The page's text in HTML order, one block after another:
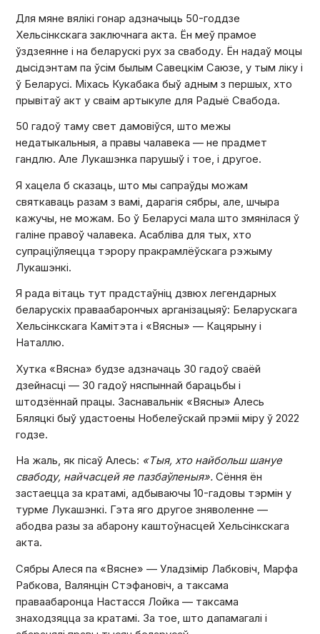
Для мяне вялікі гонар адзначыць 50-годдзе
Хельсінкскага заключнага акта. Ён меў прамое
ўздзеянне і на беларускі рух за свабоду. Ён надаў моцы
дысідэнтам па ўсім былым Савецкім Саюзе, у тым ліку і
ў Беларусі. Міхась Кукабака быў адным з першых, хто
прывітаў акт у сваім артыкуле для Радыё Свабода.
50 гадоў таму свет дамовіўся, што межы
недатыкальныя, а правы чалавека — не прадмет
гандлю. Але Лукашэнка парушыў і тое, і другое.
Я хацела б сказаць, што мы сапраўды можам
святкаваць разам з вамі, дарагія сябры, але, шчыра
кажучы, не можам. Бо ў Беларусі мала што змянілася ў
галіне правоў чалавека. Асабліва для тых, хто
супраціўляецца тэрору пракрамлёўскага рэжыму
Лукашэнкі.
Я рада вітаць тут прадстаўніц дзвюх легендарных
беларускіх праваабарончых арганізацыяў: Беларускага
Хельсінкскага Камітэта і «Вясны» — Кацярыну і
Наталлю.
Хутка «Вясна» будзе адзначаць 30 гадоў сваёй
дзейнасці — 30 гадоў няспыннай барацьбы і
штодзённай працы. Заснавальнік «Вясны» Алесь
Бяляцкі быў удастоены Нобелеўскай прэміі міру ў 2022
годзе.
На жаль, як пісаў Алесь: «Тыя, хто найбольш шануе
свабоду, найчасцей яе пазбаўленыя». Сёння ён
застаецца за кратамі, адбываючы 10-гадовы тэрмін у
турме Лукашэнкі. Гэта яго другое зняволенне —
абодва разы за абарону каштоўнасцей Хельсінкскага
акта.
Сябры Алеся па «Вясне» — Уладзімір Лабковіч, Марфа
Рабкова, Валянцін Стэфановіч, а таксама
праваабаронца Настасся Лойка — таксама
знаходзяцца за кратамі. За тое, што дапамагалі і